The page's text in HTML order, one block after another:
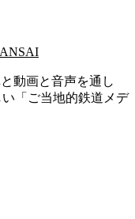
動画と音声を通し
「ご当地的鉄道メデ